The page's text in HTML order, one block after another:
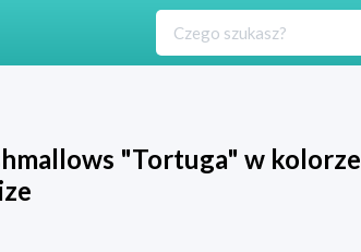
"Tortuga" w kolorze